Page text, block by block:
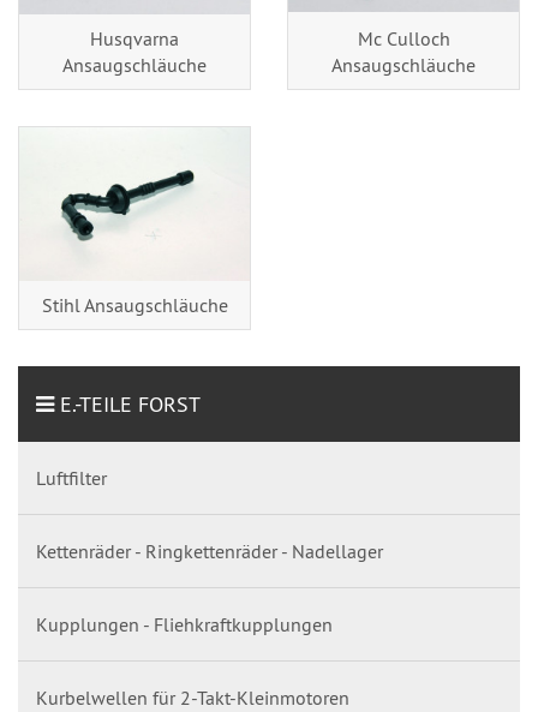
Husqvarna
Ansaugschläuche
Mc Culloch
Ansaugschläuche
Stihl Ansaugschläuche
E.-TEILE FORST
Luftfilter
Kettenräder - Ringkettenräder - Nadellager
Kupplungen - Fliehkraftkupplungen
Kurbelwellen für 2-Takt-Kleinmotoren